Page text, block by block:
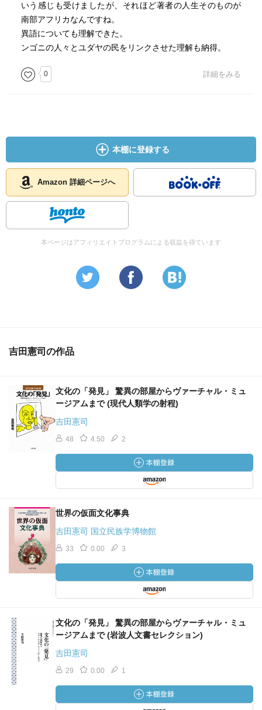
いう感じも受けましたが、それほど著者の人生そのものが
南部アフリカなんですね。
異語についても理解できた。
ンゴニの人々とユダヤの民をリンクさせた理解も納得。
0 詳細をみる
本棚に登録する
Amazon 詳細ページへ
本ページはアフィリエイトプログラムによる収益を得ています
吉田憲司の作品
文化の「発見」 驚異の部屋からヴァーチャル・ミュ
ージアムまで (現代人類学の射程)
吉田憲司
48 4.50 2
世界の仮面文化事典
吉田憲司 国立民族学博物館
33 0.00 3
文化の「発見」 驚異の部屋からヴァーチャル・ミュ
ージアムまで (岩波人文書セレクション)
吉田憲司
29 0.00 1